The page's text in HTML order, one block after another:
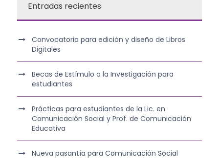
Entradas recientes
Convocatoria para edición y diseño de Libros
Digitales
Becas de Estímulo a la Investigación para
estudiantes
Prácticas para estudiantes de la Lic. en
Comunicación Social y Prof. de Comunicación
Educativa
Nueva pasantía para Comunicación Social